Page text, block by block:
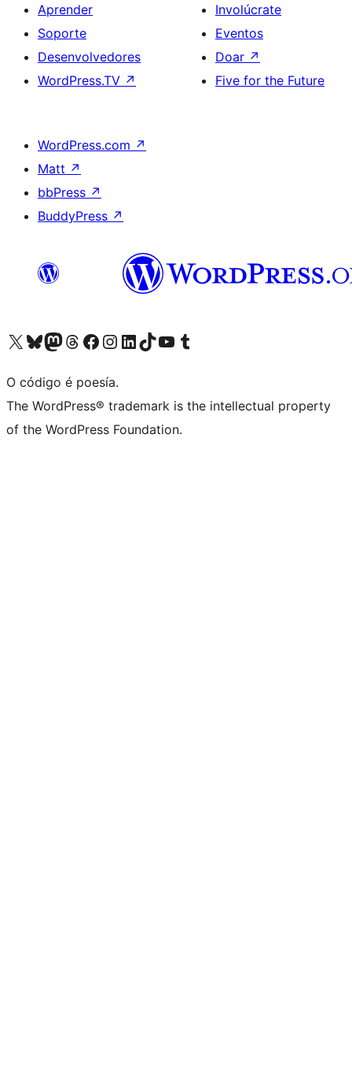
Aprender
Soporte
Desenvolvedores
WordPress.TV ↗
Involúcrate
Eventos
Doar ↗
Five for the Future
WordPress.com ↗
Matt ↗
bbPress ↗
BuddyPress ↗
Visita la cuenta de X (anteriormente Twitter)
Visita a nosa conta de Bluesky
Visita a nosa conta de Mastodon
Visita a nosa conta de Threads
Visita a nosa páxina de Facebook
Visita a nosa conta de Instagram
Visita a nosa conta de LinkedIn
Visita a nosa conta de TikTok
Visita a nosa canle de YouTube
Visita a nosa conta de Tumblr
O código é poesía.
The WordPress® trademark is the intellectual property
of the WordPress Foundation.